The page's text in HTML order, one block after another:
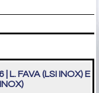
L. FAVA (LSI INOX) E